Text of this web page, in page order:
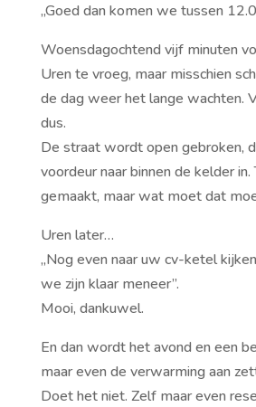
,,Goed dan komen we tussen
Woensdagochtend vijf minuten
Uren te vroeg, maar misschien
de dag weer het lange wachten.
dus.
De straat wordt open gebroken,
voordeur naar binnen de kelder
gemaakt, maar wat moet dat
Uren later…
,,Nog even naar uw cv-ketel
we zijn klaar meneer’’.
Mooi, dankuwel.
En dan wordt het avond en een
maar even de verwarming aan
Doet het niet. Zelf maar even